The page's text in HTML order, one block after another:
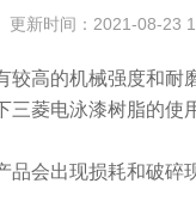
更新时间：2021-08-23
高的机械强度和
菱电泳漆树脂的使
品会出现损耗和破